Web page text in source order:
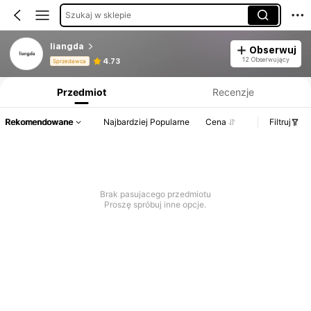
Szukaj w sklepie
liangda
Sprzedawca 4.73
Obserwuj
12 Obserwujący
Przedmiot Recenzje
Rekomendowane Najbardziej Popularne Cena Filtruj
Brak pasujacego przedmiotu
Proszę spróbuj inne opcje.